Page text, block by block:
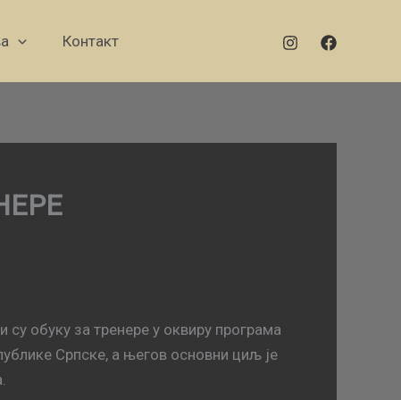
Контакт
обуку за тренере у оквиру програма
Српске, а његов основни циљ је